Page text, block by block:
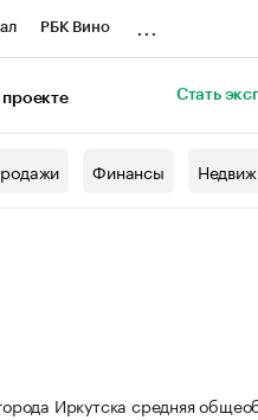
РБК Вино
Стать
Финансы
Иркутска средняя